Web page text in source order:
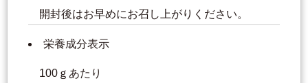
開封後はお早めにお召し上がりください。
栄養成分表示
100ｇあたり